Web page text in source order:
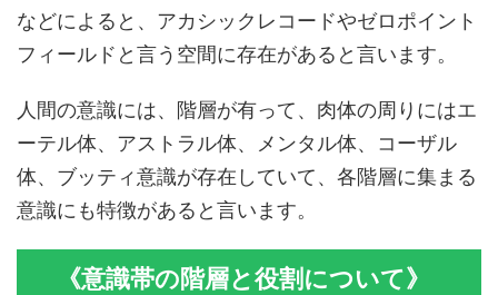
などによると、アカシックレコードやゼロポイント
フィールドと言う空間に存在があると言います。
人間の意識には、階層が有って、肉体の周りにはエ
ーテル体、アストラル体、メンタル体、コーザル
体、ブッティ意識が存在していて、各階層に集まる
意識にも特徴があると言います。
《意識帯の階層と役割について》